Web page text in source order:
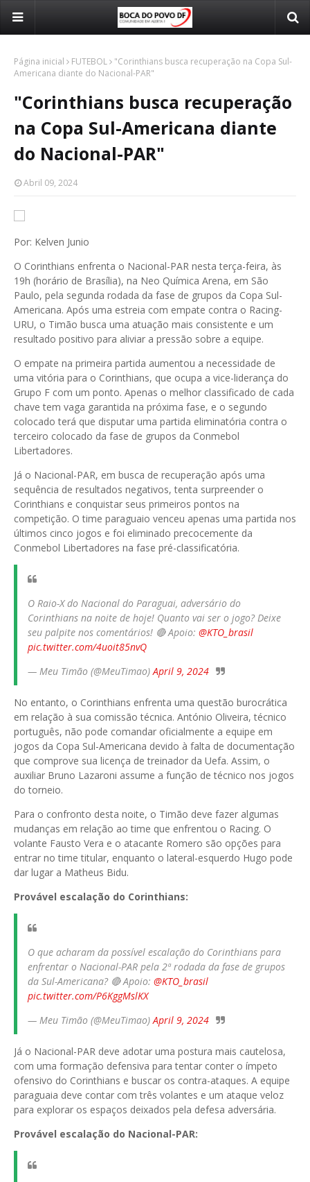
Página inicial FUTEBOL
"Corinthians busca recuperação na Copa Sul-
Americana diante do Nacional-PAR"
"Corinthians busca recuperação
na Copa Sul-Americana diante
do Nacional-PAR"
Abril 09, 2024
Por: Kelven Junio
O Corinthians enfrenta o Nacional-PAR nesta terça-feira, às
19h (horário de Brasília), na Neo Química Arena, em São
Paulo, pela segunda rodada da fase de grupos da Copa Sul-
Americana. Após uma estreia com empate contra o Racing-
URU, o Timão busca uma atuação mais consistente e um
resultado positivo para aliviar a pressão sobre a equipe.
O empate na primeira partida aumentou a necessidade de
uma vitória para o Corinthians, que ocupa a vice-liderança do
Grupo F com um ponto. Apenas o melhor classificado de cada
chave tem vaga garantida na próxima fase, e o segundo
colocado terá que disputar uma partida eliminatória contra o
terceiro colocado da fase de grupos da Conmebol
Libertadores.
Já o Nacional-PAR, em busca de recuperação após uma
sequência de resultados negativos, tenta surpreender o
Corinthians e conquistar seus primeiros pontos na
competição. O time paraguaio venceu apenas uma partida nos
últimos cinco jogos e foi eliminado precocemente da
Conmebol Libertadores na fase pré-classificatória.
O Raio-X do Nacional do Paraguai, adversário do
Corinthians na noite de hoje! Quanto vai ser o jogo? Deixe
seu palpite nos comentários! 🔴 Apoio: @KTO_brasil
pic.twitter.com/4uoit85nvQ
— Meu Timão (@MeuTimao)April 9, 2024
No entanto, o Corinthians enfrenta uma questão burocrática
em relação à sua comissão técnica. António Oliveira, técnico
português, não pode comandar oficialmente a equipe em
jogos da Copa Sul-Americana devido à falta de documentação
que comprove sua licença de treinador da Uefa. Assim, o
auxiliar Bruno Lazaroni assume a função de técnico nos jogos
do torneio.
Para o confronto desta noite, o Timão deve fazer algumas
mudanças em relação ao time que enfrentou o Racing. O
volante Fausto Vera e o atacante Romero são opções para
entrar no time titular, enquanto o lateral-esquerdo Hugo pode
dar lugar a Matheus Bidu.
Provável escalação do Corinthians:
O que acharam da possível escalação do Corinthians para
enfrentar o Nacional-PAR pela 2ª rodada da fase de grupos
da Sul-Americana? 🔴 Apoio: @KTO_brasil
pic.twitter.com/P6KggMslKX
— Meu Timão (@MeuTimao)April 9, 2024
Já o Nacional-PAR deve adotar uma postura mais cautelosa,
com uma formação defensiva para tentar conter o ímpeto
ofensivo do Corinthians e buscar os contra-ataques. A equipe
paraguaia deve contar com três volantes e um ataque veloz
para explorar os espaços deixados pela defesa adversária.
Provável escalação do Nacional-PAR: